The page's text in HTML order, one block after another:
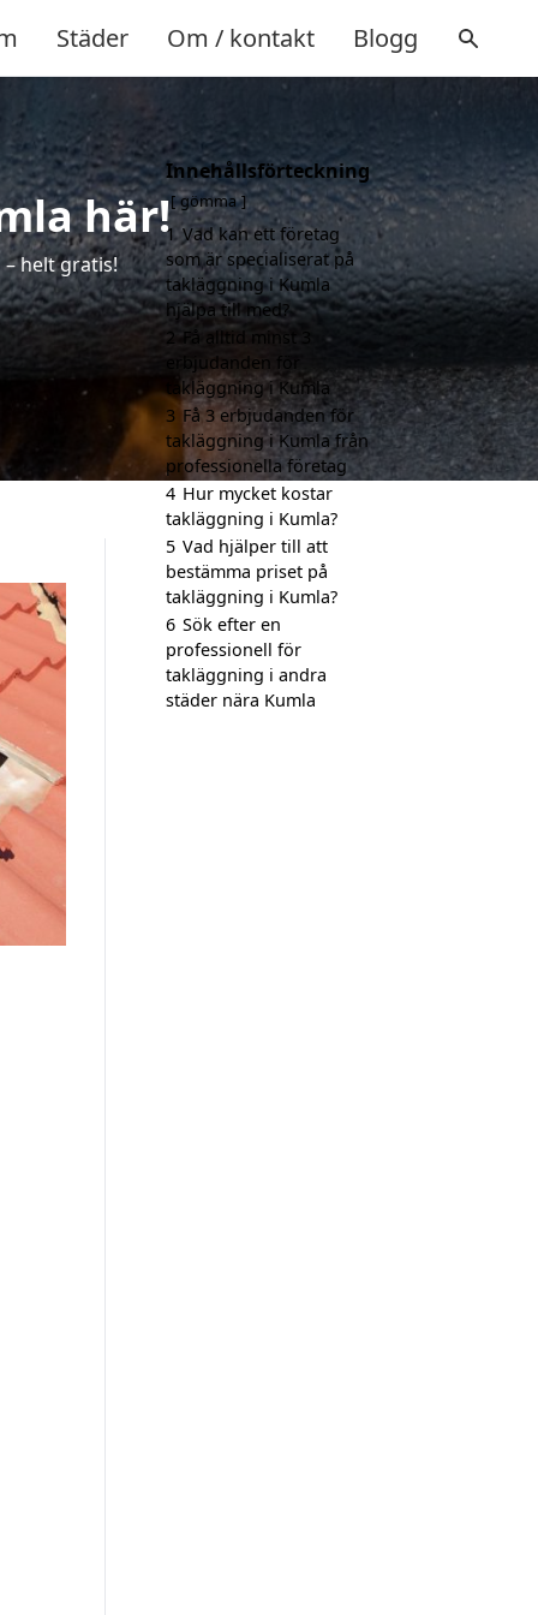
Städer Om / kontakt Blogg
här!
helt gratis!
Innehållsförteckning
gömma
1 Vad kan ett företag
som är specialiserat på
takläggning i Kumla
hjälpa till med?
2 Få alltid minst 3
erbjudanden för
takläggning i Kumla
3 Få 3 erbjudanden för
takläggning i Kumla från
professionella företag
4 Hur mycket kostar
takläggning i Kumla?
5 Vad hjälper till att
bestämma priset på
takläggning i Kumla?
6 Sök efter en
professionell för
takläggning i andra
städer nära Kumla